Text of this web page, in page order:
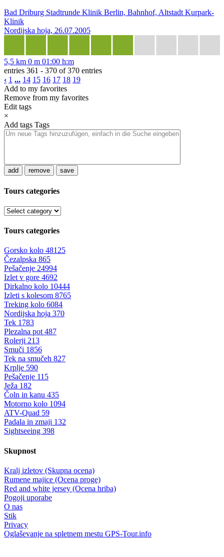
Bad Driburg Stadtrunde Klinik Berlin, Bahnhof, Altstadt Kurpark-
Klinik
Nordijska hoja, 26.07.2005
5,5 km 0 m 01:00 h:m
entries 361 - 370 of 370 entries
‹ 1 ... 14 15 16 17 18 19
Add to my favorites
Remove from my favorites
Edit tags
×
Add tags Tags
add remove save
Tours categories
Tours categories
Gorsko kolo 48125
Čezalpska 865
Pešačenje 24994
Izlet v gore 4692
Dirkalno kolo 10444
Izleti s kolesom 8765
Treking kolo 6084
Nordijska hoja 370
Tek 1783
Plezalna pot487
Rolerji 213
Smuči 1856
Tek na smučeh 827
Krplje 590
Pešačenje 115
Ježa 182
Čoln in kanu 435
Motorno kolo 1094
ATV-Quad 59
Padala in zmaji 132
Sightseeing 398
Skupnost
Kralj izletov (Skupna ocena)
Rumene majice (Ocena proge)
Red and white jersey (Ocena hriba)
Pogoji uporabe
O nas
Stik
Privacy
Oglaševanje na spletnem mestu GPS-Tour.info